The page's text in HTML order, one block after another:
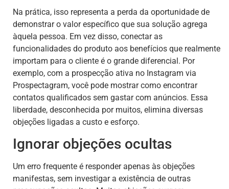
Na prática, isso representa a perda da oportunidade de
demonstrar o valor específico que sua solução agrega
àquela pessoa. Em vez disso, conectar as
funcionalidades do produto aos benefícios que realmente
importam para o cliente é o grande diferencial. Por
exemplo, com a prospecção ativa no Instagram via
Prospectagram, você pode mostrar como encontrar
contatos qualificados sem gastar com anúncios. Essa
liberdade, desconhecida por muitos, elimina diversas
objeções ligadas a custo e esforço.
Ignorar objeções ocultas
Um erro frequente é responder apenas às objeções
manifestas, sem investigar a existência de outras